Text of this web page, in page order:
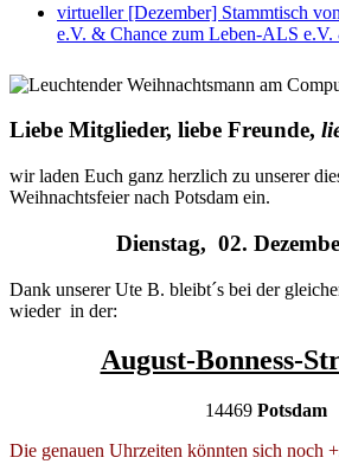
virtueller [Dezember] Stammtisch
e.V. & Chance zum Leben-ALS
Liebe Mitglieder, liebe Freunde,
wir laden Euch ganz herzlich zu unserer
Weihnachtsfeier nach Potsdam ein.
Dienstag, 02.
Dank unserer Ute B. bleibt´s bei der
wieder in der:
August-Bonness-
14469 Potsdam
Die genauen Uhrzeiten könnten sich noch